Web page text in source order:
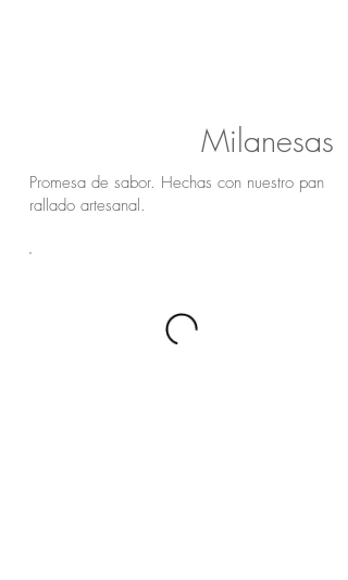
Milanesas
Promesa de sabor. Hechas con nuestro pan
rallado artesanal.